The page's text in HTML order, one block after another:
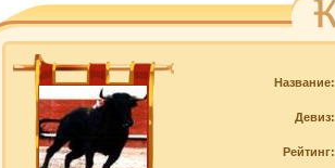
Название:
Девиз:
Рейтинг: